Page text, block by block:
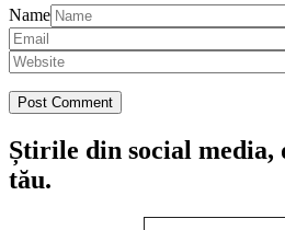
Name
Știrile din social
tău.